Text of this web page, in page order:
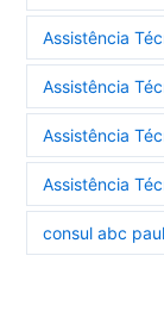
Assistência
Assistência
Assistência
Assistência
consul abc